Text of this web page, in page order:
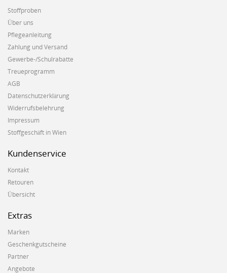
Stoffproben
Über uns
Pflegeanleitung
Zahlung und Versand
Gewerbe-/Schulrabatte
Treueprogramm
AGB
Datenschutzerklärung
Widerrufsbelehrung
Impressum
Stoffgeschäft in Wien
Kundenservice
Kontakt
Retouren
Übersicht
Extras
Marken
Geschenkgutscheine
Partner
Angebote